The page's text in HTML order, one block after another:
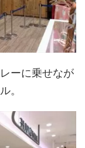
ーに乗せなが
。